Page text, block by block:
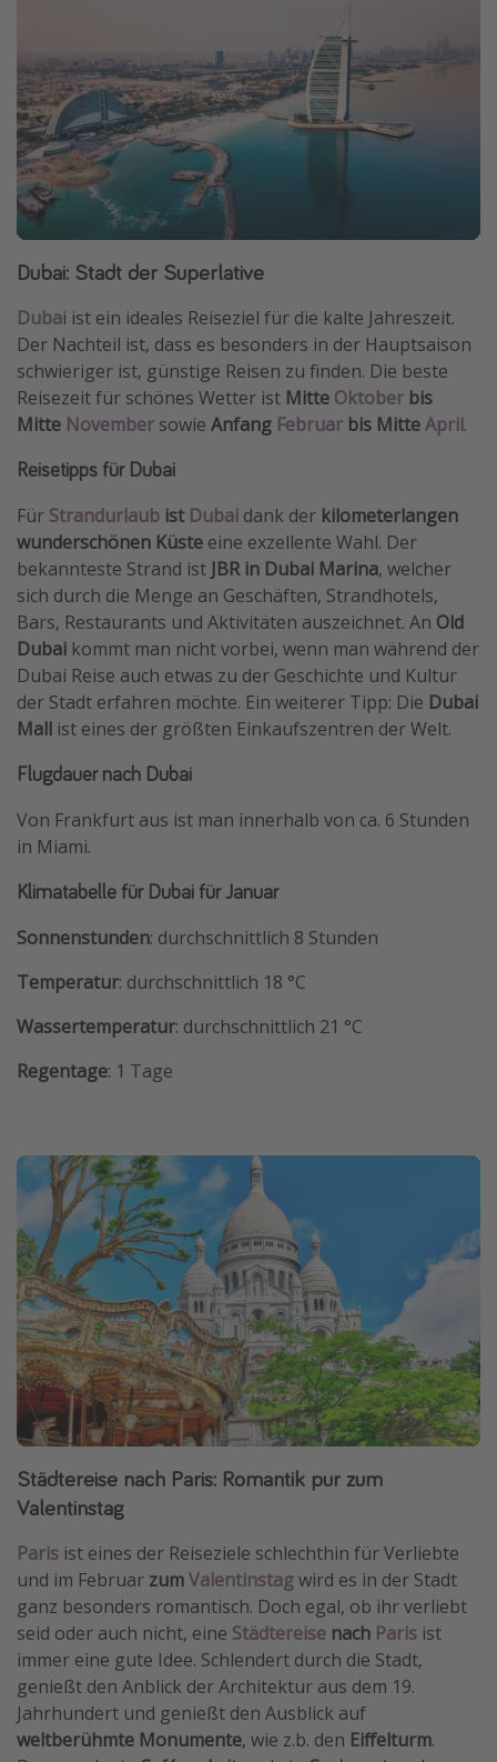
Dubai: Stadt der Superlative
Dubai ist ein ideales Reiseziel für die kalte Jahreszeit.
Der Nachteil ist, dass es besonders in der Hauptsaison
schwieriger ist, günstige Reisen zu finden. Die beste
Reisezeit für schönes Wetter ist Mitte Oktober bis
Mitte November sowie Anfang Februar bis MitteApril.
Reisetipps für Dubai
Für Strandurlaub ist Dubai dank der kilometerlangen
wunderschönen Küste eine exzellente Wahl. Der
bekannteste Strand ist JBR in Dubai Marina, welcher
sich durch die Menge an Geschäften, Strandhotels,
Bars, Restaurants und Aktivitäten auszeichnet. An Old
Dubai kommt man nicht vorbei, wenn man während der
Dubai Reise auch etwas zu der Geschichte und Kultur
der Stadt erfahren möchte. Ein weiterer Tipp: Die Dubai
Mall ist eines der größten Einkaufszentren der Welt.
Flugdauer nach Dubai
Von Frankfurt aus ist man innerhalb von ca. 6 Stunden
in Miami.
Klimatabelle für Dubai für Januar
Sonnenstunden: durchschnittlich 8 Stunden
Temperatur: durchschnittlich 18 °C
Wassertemperatur: durchschnittlich 21 °C
Regentage: 1 Tage
Städtereise nach Paris: Romantik pur zum
Valentinstag
Paris ist eines der Reiseziele schlechthin für Verliebte
und im Februar zumValentinstagwird es in der Stadt
ganz besonders romantisch. Doch egal, ob ihr verliebt
seid oder auch nicht, eine Städtereise nach Paris ist
immer eine gute Idee. Schlendert durch die Stadt,
genießt den Anblick der Architektur aus dem 19.
Jahrhundert und genießt den Ausblick auf
weltberühmte Monumente, wie z.b. den Eiffelturm.